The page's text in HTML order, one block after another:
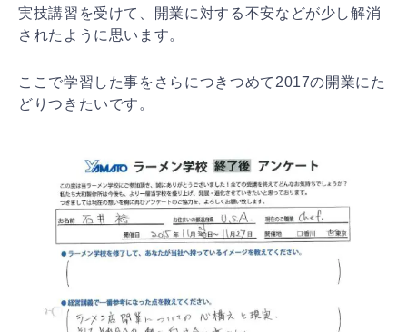
実技講習を受けて、開業に対する不安などが少し解消
されたように思います。
ここで学習した事をさらにつきつめて2017の開業にた
どりつきたいです。